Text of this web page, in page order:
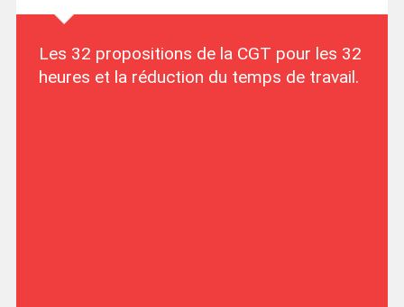
Les 32 propositions de la CGT pour les 32
heures et la réduction du temps de travail.